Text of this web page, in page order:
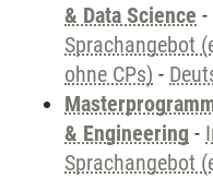
& Data Science -
Sprachangebot
ohne CPs) -
& Engineering -
Sprachangebot